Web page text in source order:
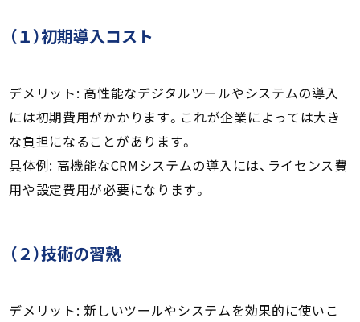
（１）初期導入コスト
デメリット: 高性能なデジタルツールやシステムの導入
には初期費用がかかります。これが企業によっては大き
な負担になることがあります。
具体例: 高機能なCRMシステムの導入には、ライセンス費
用や設定費用が必要になります。
（２）技術の習熟
デメリット: 新しいツールやシステムを効果的に使いこ